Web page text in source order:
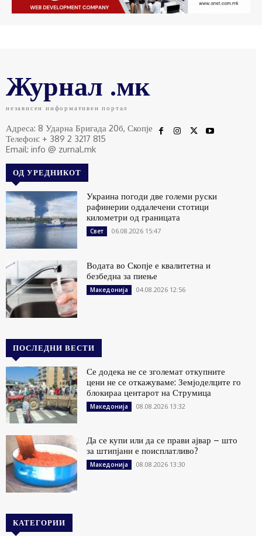
Журнал .мк
независен информативен портал
Адреса: 8 Ударна Бригада 20б, Скопје
Телефон: + 389 2 3217 815
Email: info @ zurnal.mk
ОД УРЕДНИКОТ
Украина погоди две големи руски
рафинерии оддалечени стотици
километри од границата
Свет 06.08.2026 15:47
Водата во Скопје е квалитетна и
безбедна за пиење
Македонија 04.08.2026 12:56
ПОСЛЕДНИ ВЕСТИ
Се додека не се зголемат откупните
цени не се откажуваме: Земјоделците го
блокираа центарот на Струмица
Македонија 08.08.2026 13:32
Да се купи или да се прави ајвар – што
за штипјани е поисплатливо?
Македонија 08.08.2026 13:30
КАТЕГОРИИ